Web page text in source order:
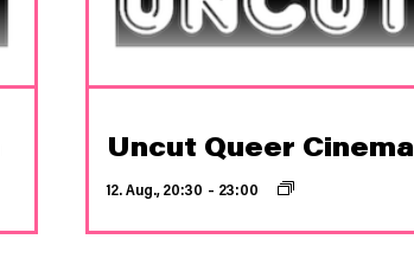
Uncut Queer Cinema
12. Aug., 20:30 – 23:00